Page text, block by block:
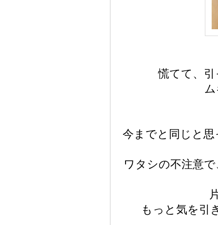
慌てて、
今までと同じと
ワタシの不注意
もっと気を引